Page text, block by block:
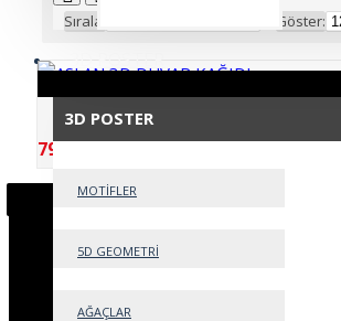
3D POSTER
MOTİFLER
5D GEOMETRİ
AĞAÇLAR
Sırala: Göster:
ASLAN 3D DUVAR KAĞIDI
799,99TL